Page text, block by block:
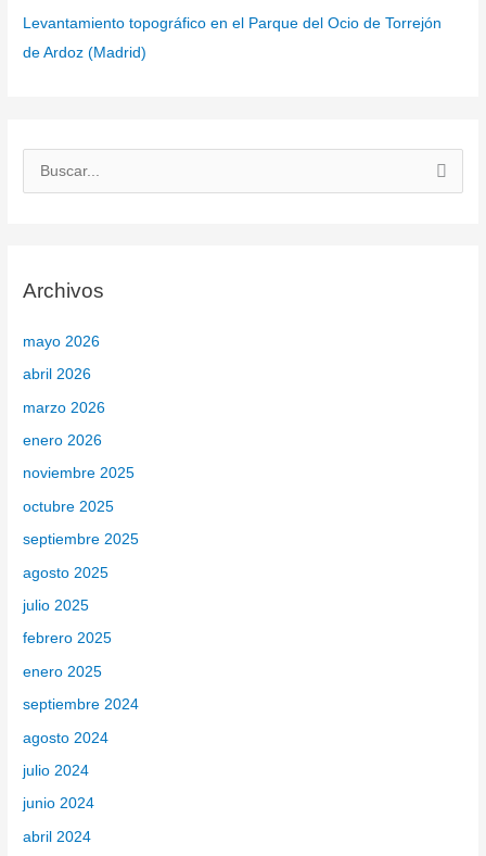
Levantamiento topográfico en el Parque del Ocio de Torrejón
de Ardoz (Madrid)
a
o
r
:
Archivos
mayo 2026
abril 2026
marzo 2026
enero 2026
noviembre 2025
octubre 2025
septiembre 2025
agosto 2025
julio 2025
febrero 2025
enero 2025
septiembre 2024
agosto 2024
julio 2024
junio 2024
abril 2024